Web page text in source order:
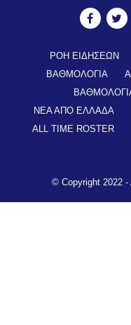
ΡΟΗ ΕΙΔΗΣΕΩΝ
ΒΑΘΜΟΛΟΓΙΑ
ΝΕΑ ΑΠΟ ΕΛΛΑΔΑ
ALL TIME ROSTER
© Copyright 2022 -